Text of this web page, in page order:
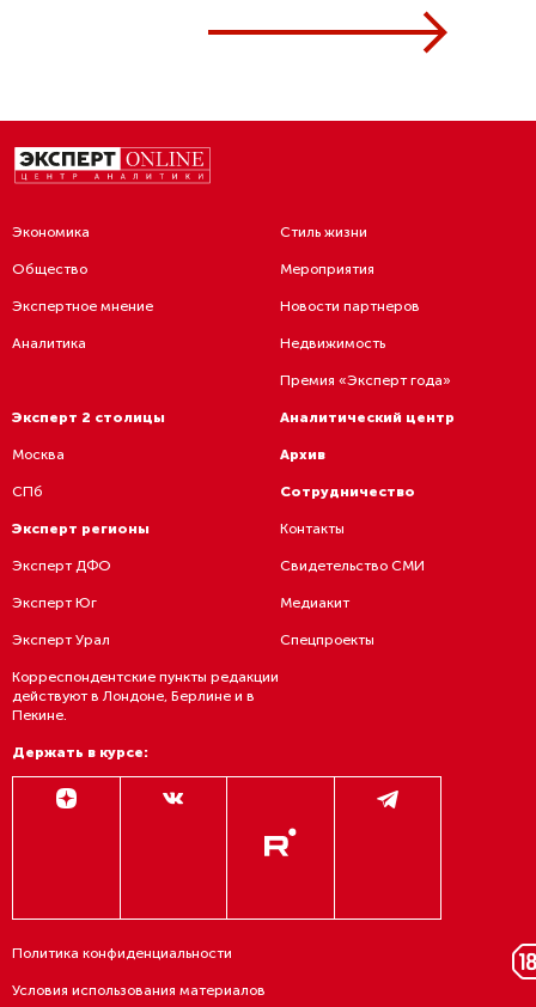
Экономика
Общество
Экспертное мнение
Аналитика
Стиль жизни
Мероприятия
Новости партнеров
Недвижимость
Премия «Эксперт года»
Эксперт 2 столицы
Москва
СПб
Эксперт регионы
Эксперт ДФО
Эксперт Юг
Эксперт Урал
Корреспондентские пункты редакции
действуют в Лондоне, Берлине и в
Пекине.
Аналитический центр
Архив
Сотрудничество
Контакты
Свидетельство СМИ
Медиакит
Спецпроекты
Держать в курсе:
Политика конфиденциальности
Условия использования материалов